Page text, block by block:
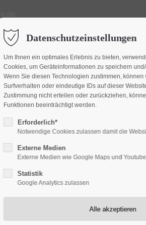
dolor sit amet:
/ 365days
for our customers
- 5:00pm
376-
San
Leader
Datenschutzeinstellungen
Um Ihnen ein optimales Erlebnis zu bieten,
Cookies, um Geräteinformationen zu speichern
Wenn Sie diesen Technologien zustimmen, können
Surfverhalten oder eindeutige IDs auf dieser
Zustimmung nicht erteilen oder zurückziehen,
Funktionen beeinträchtigt werden.
Erforderlich*
Notwendige Cookies zulassen damit die
Externe Medien
Externe Medien wie Google Maps und
Statistik
Google Analytics zulassen